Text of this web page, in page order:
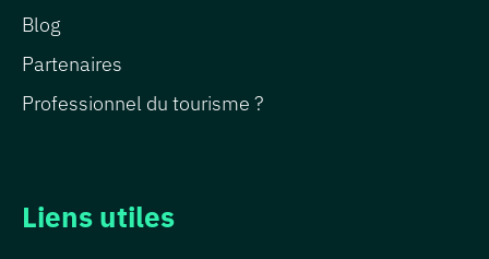
Blog
Partenaires
Professionnel du tourisme ?
Liens utiles